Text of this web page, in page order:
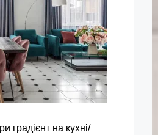
градієнт на кухні/